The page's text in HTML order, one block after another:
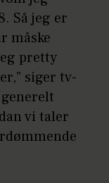
Så jeg er
måske
pretty
siger tv-
vi taler